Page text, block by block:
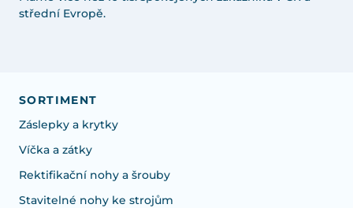
střední Evropě.
SORTIMENT
Záslepky a krytky
Víčka a zátky
Rektifikační nohy a šrouby
Stavitelné nohy ke strojům